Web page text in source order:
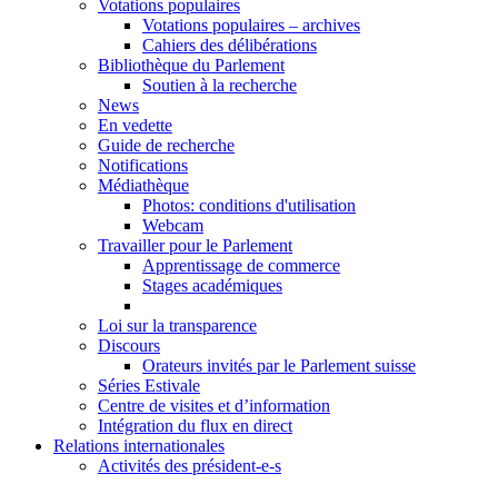
Votations populaires
Votations populaires – archives
Cahiers des délibérations
Bibliothèque du Parlement
Soutien à la recherche
News
En vedette
Guide de recherche
Notifications
Médiathèque
Photos: conditions d'utilisation
Webcam
Travailler pour le Parlement
Apprentissage de commerce
Stages académiques
Loi sur la transparence
Discours
Orateurs invités par le Parlement suisse
Séries Estivale
Centre de visites et d’information
Intégration du flux en direct
Relations internationales
Activités des président-e-s